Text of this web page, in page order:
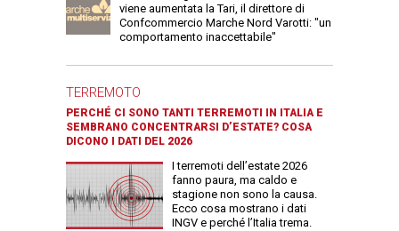
viene aumentata la Tari, il direttore di
Confcommercio Marche Nord Varotti: "un
comportamento inaccettabile"
TERREMOTO
PERCHÉ CI SONO TANTI TERREMOTI IN ITALIA E
SEMBRANO CONCENTRARSI D’ESTATE? COSA
DICONO I DATI DEL 2026
I terremoti dell’estate 2026
fanno paura, ma caldo e
stagione non sono la causa.
Ecco cosa mostrano i dati
INGV e perché l’Italia trema.